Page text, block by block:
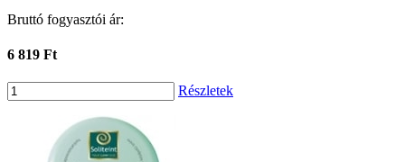
Bruttó fogyasztói ár:
6 819 Ft
Részletek